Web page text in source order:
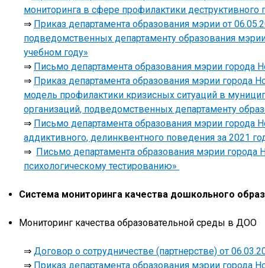
мониторинга в сфере профилактики
⇒ Приказ департамента образования мэрии от
подведомственных департаменту образования
учебном году»
⇒ Письмо департамента образования мэрии города
⇒ Приказ департамента образования мэрии
модель профилактики кризисных ситуаций в
организаций, подведомственных департаменту
⇒ Письмо департамента образования мэрии города
аддиктивного, делинквентного поведения за 2021
⇒ Письмо департамента образования мэрии
психологическому тестированию»
Система мониторинга качества дошкольного
Мониторинг качества образовательной среды в ДОО
⇒ Договор о сотрудничестве (партнерстве) от
⇒ Приказ департамента образования мэрии города